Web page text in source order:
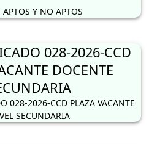
APTOS Y NO APTOS
028-2026-CCD
DOCENTE
028-2026-CCD PLAZA VACANTE
SECUNDARIA